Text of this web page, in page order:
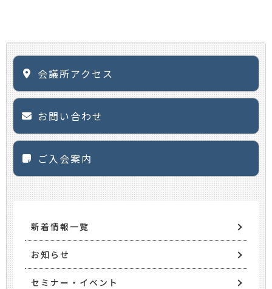
会議所アクセス
お問い合わせ
ご入会案内
新着情報一覧
お知らせ
セミナー・イベント